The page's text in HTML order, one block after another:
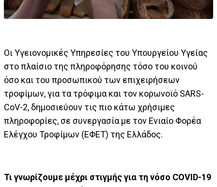
Οι Υγειονομικές Υπηρεσίες του Υπουργείου Υγείας
στο πλαίσιο της πληροφόρησης τόσο του κοινού
όσο και του προσωπικού των επιχειρήσεων
τροφίμων, για τα τρόφιμα και τον κορωνοϊό SARS-
CoV-2, δημοσιεύουν τις πιο κάτω χρήσιμες
πληροφορίες, σε συνεργασία με τον Ενιαίο Φορέα
Ελέγχου Τροφίμων (ΕΦΕΤ) της Ελλάδος.
Τι γνωρίζουμε μέχρι στιγμής για τη νόσο COVID-19